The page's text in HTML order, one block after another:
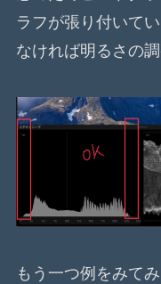
ラフが張り付いて
なければ明るさの調
もう一つ例をみてみ